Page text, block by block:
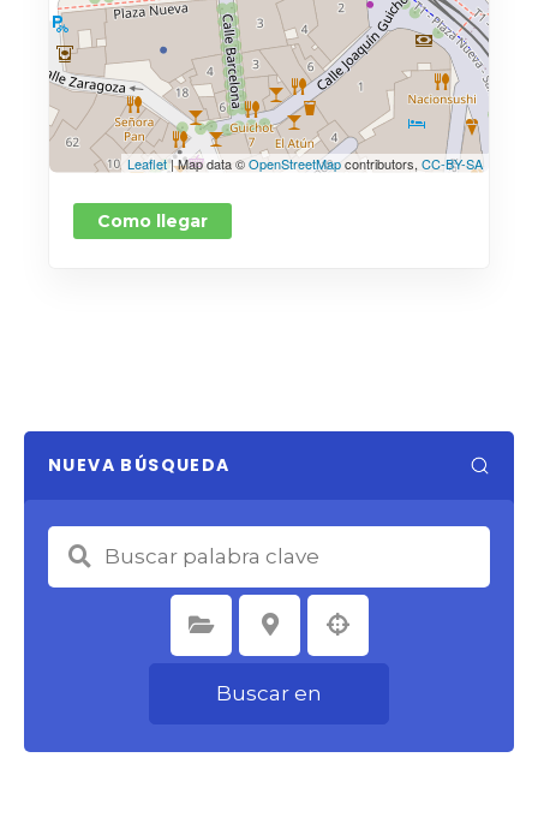
Leaflet| Map data ©OpenStreetMapcontributors, CC-BY-SA
Como llegar
NUEVA BÚSQUEDA
Seleccione la categoría Seleccione la ubicación
Buscar en